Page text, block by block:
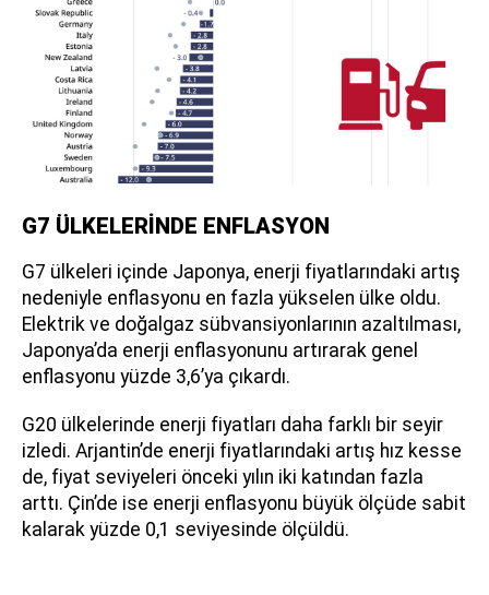
G7 ÜLKELERİNDE ENFLASYON
G7 ülkeleri içinde Japonya, enerji fiyatlarındaki artış
nedeniyle enflasyonu en fazla yükselen ülke oldu.
Elektrik ve doğalgaz sübvansiyonlarının azaltılması,
Japonya’da enerji enflasyonunu artırarak genel
enflasyonu yüzde 3,6’ya çıkardı.
G20 ülkelerinde enerji fiyatları daha farklı bir seyir
izledi. Arjantin’de enerji fiyatlarındaki artış hız kesse
de, fiyat seviyeleri önceki yılın iki katından fazla
arttı. Çin’de ise enerji enflasyonu büyük ölçüde sabit
kalarak yüzde 0,1 seviyesinde ölçüldü.